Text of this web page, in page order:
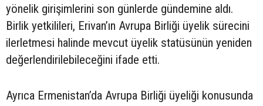
yönelik girişimlerini son günlerde gündemine aldı.
Birlik yetkilileri, Erivan’ın Avrupa Birliği üyelik sürecini
ilerletmesi halinde mevcut üyelik statüsünün yeniden
değerlendirilebileceğini ifade etti.
Ayrıca Ermenistan’da Avrupa Birliği üyeliği konusunda